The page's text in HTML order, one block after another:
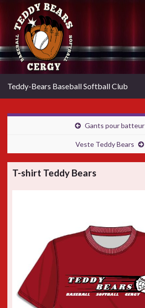
Teddy-Bears Baseball Softball Club
Gants pour batteur
Veste Teddy Bears
T-shirt Teddy Bears